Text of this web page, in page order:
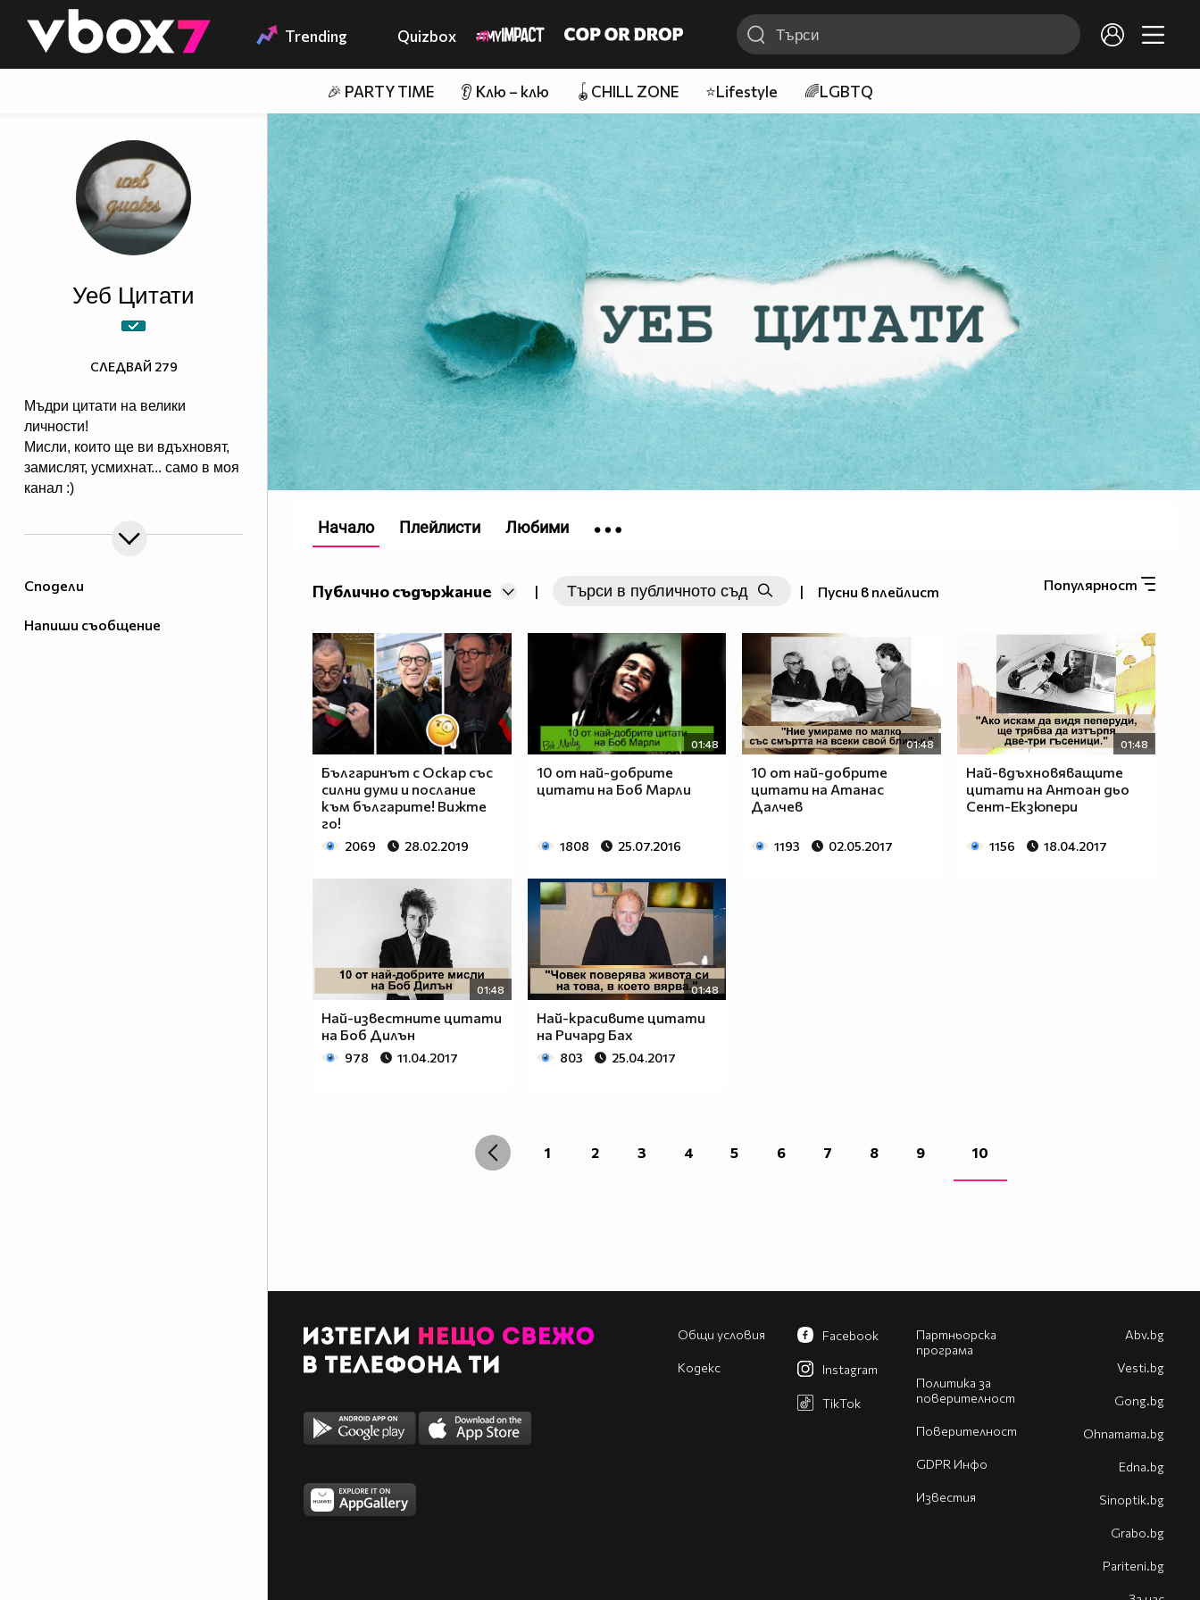
👾 Trending Quizbox
🎉 PARTY TIME 👂 Клю – клю 🪀CHILL ZONE ⭐Lifestyle 🌈LGBTQ
Сподели
Напиши съобщение
Уеб Цитати
Мъдри цитати на велики
личности!
Мисли, които ще ви вдъхновят,
замислят, усмихнат... само в моя
канал :)
СЛЕДВАЙ 279
Популярност
Публично съдържание | | Пусни в плейлист
Българинът с Оскар със
силни думи и послание
към българите! Вижте
го!
2069 28.02.2019
01:48
10 от най-добрите
цитати на Боб Марли
1808 25.07.2016
01:48
10 от най-добрите
цитати на Атанас
Далчев
1193 02.05.2017
01:48
Най-вдъхновяващите
цитати на Антоан дьо
Сент-Екзюпери
1156 18.04.2017
01:48
Най-известните цитати
на Боб Дилън
978 11.04.2017
01:48
Най-красивите цитати
на Ричард Бах
803 25.04.2017
1 2 3 4 5 6 7 8 9 10
Начало Плейлисти Любими
Общи условия
Кодекс
Партньорска
програма
Политика за
поверителност
Поверителност
GDPR Инфо
Известия
Facebook
Instagram
TikTok
Abv.bg
Vesti.bg
Gong.bg
Оhnamama.bg
Edna.bg
Sinoptik.bg
Grabo.bg
Pariteni.bg